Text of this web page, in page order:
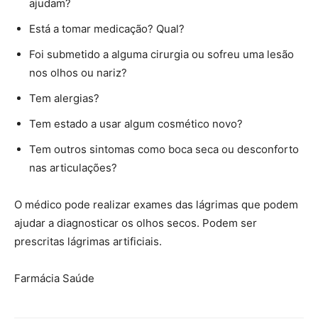
ajudam?
Está a tomar medicação? Qual?
Foi submetido a alguma cirurgia ou sofreu uma lesão
nos olhos ou nariz?
Tem alergias?
Tem estado a usar algum cosmético novo?
Tem outros sintomas como boca seca ou desconforto
nas articulações?
O médico pode realizar exames das lágrimas que podem
ajudar a diagnosticar os olhos secos. Podem ser
prescritas lágrimas artificiais.
Farmácia Saúde